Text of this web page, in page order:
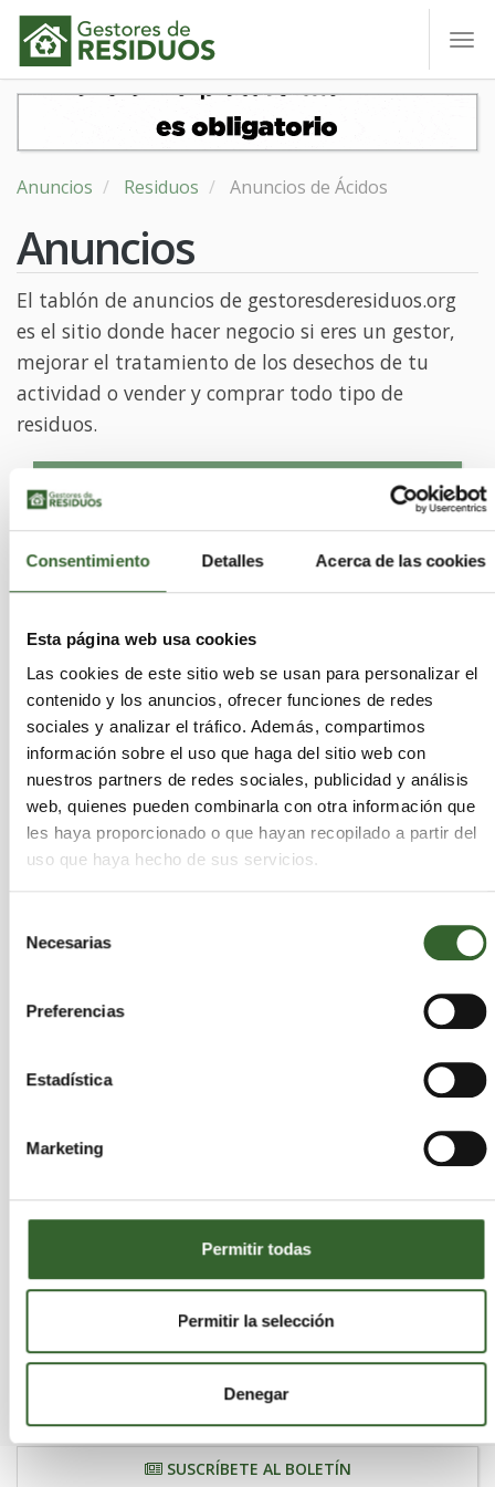
Consentimiento Detalles Acerca de las cookies
Esta página web usa cookies
Las cookies de este sitio web se usan para personalizar el
contenido y los anuncios, ofrecer funciones de redes
sociales y analizar el tráfico. Además, compartimos
información sobre el uso que haga del sitio web con
nuestros partners de redes sociales, publicidad y análisis
web, quienes pueden combinarla con otra información que
les haya proporcionado o que hayan recopilado a partir del
uso que haya hecho de sus servicios.
Necesarias
Preferencias
Estadística
Marketing
Permitir todas
Permitir la selección
Denegar
Anuncios Residuos Anuncios de Ácidos
Anuncios
El tablón de anuncios de gestoresderesiduos.org
es el sitio donde hacer negocio si eres un gestor,
mejorar el tratamiento de los desechos de tu
actividad o vender y comprar todo tipo de
residuos.
TODOS
Ningún anuncio ha sido publicado todavía para este
residuo.
SUSCRÍBETE AL BOLETÍN